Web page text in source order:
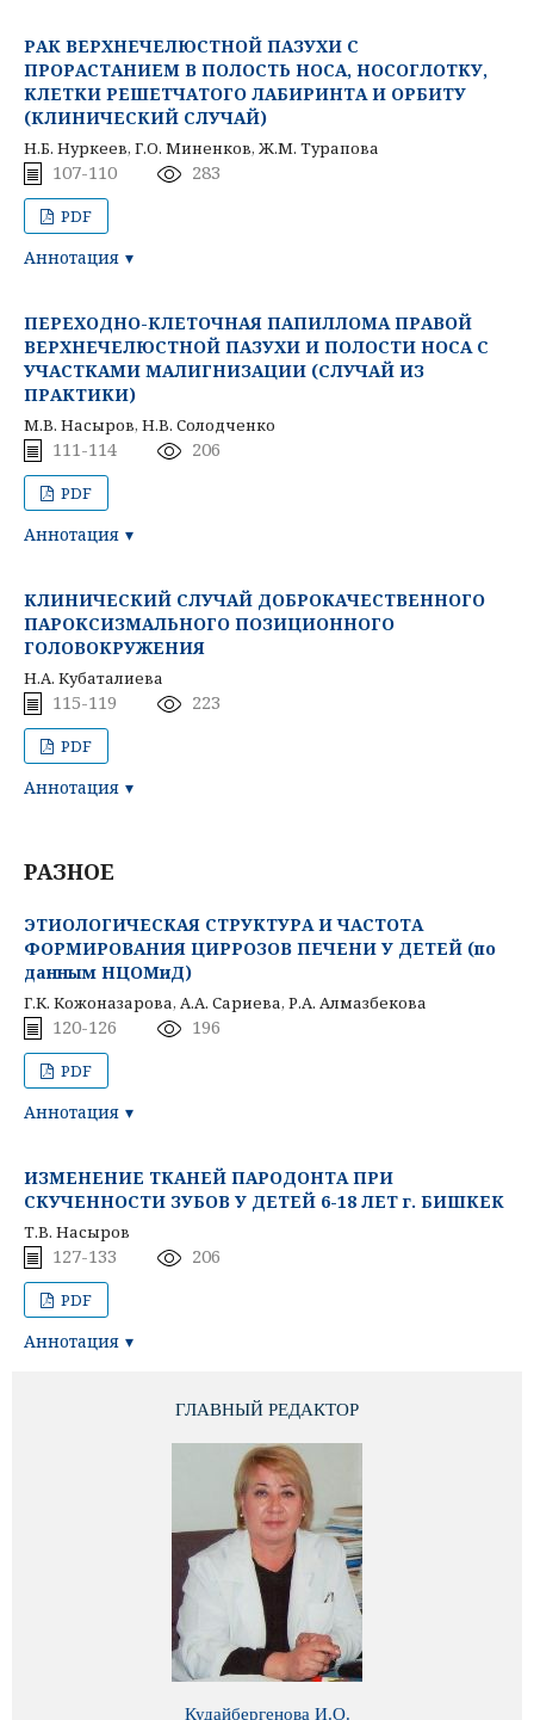
РАК ВЕРХНЕЧЕЛЮСТНОЙ ПАЗУХИ С
ПРОРАСТАНИЕМ В ПОЛОСТЬ НОСА, НОСОГЛОТКУ,
КЛЕТКИ РЕШЕТЧАТОГО ЛАБИРИНТА И ОРБИТУ
(КЛИНИЧЕСКИЙ СЛУЧАЙ)
Н.Б. Нуркеев, Г.О. Миненков, Ж.М. Турапова
107-110 283
PDF
Аннотация
ПЕРЕХОДНО-КЛЕТОЧНАЯ ПАПИЛЛОМА ПРАВОЙ
ВЕРХНЕЧЕЛЮСТНОЙ ПАЗУХИ И ПОЛОСТИ НОСА С
УЧАСТКАМИ МАЛИГНИЗАЦИИ (СЛУЧАЙ ИЗ
ПРАКТИКИ)
М.В. Насыров, Н.В. Солодченко
111-114 206
PDF
Аннотация
КЛИНИЧЕСКИЙ СЛУЧАЙ ДОБРОКАЧЕСТВЕННОГО
ПАРОКСИЗМАЛЬНОГО ПОЗИЦИОННОГО
ГОЛОВОКРУЖЕНИЯ
Н.А. Кубаталиева
115-119 223
PDF
Аннотация
РАЗНОЕ
ЭТИОЛОГИЧЕСКАЯ СТРУКТУРА И ЧАСТОТА
ФОРМИРОВАНИЯ ЦИРРОЗОВ ПЕЧЕНИ У ДЕТЕЙ (по
данным НЦОМиД)
Г.К. Кожоназарова, А.А. Сариева, Р.А. Алмазбекова
120-126 196
PDF
Аннотация
ИЗМЕНЕНИЕ ТКАНЕЙ ПАРОДОНТА ПРИ
СКУЧЕННОСТИ ЗУБОВ У ДЕТЕЙ 6-18 ЛЕТ г. БИШКЕК
Т.В. Насыров
127-133 206
PDF
Аннотация
ГЛАВНЫЙ РЕДАКТОР
Кудайбергенова И.О.